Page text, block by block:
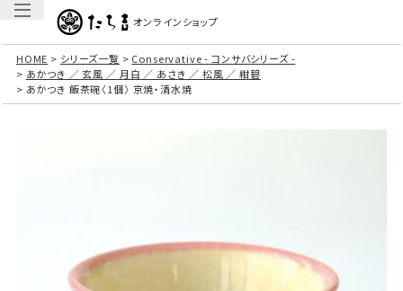
オンラインショップ
HOME シリーズ一覧
Conservative - コンサバシリーズ -
あかつき ／ 玄風 ／ 月白 ／ あさき ／ 松風 ／ 紺碧
あかつき 飯茶碗〈1個〉 京焼・清水焼